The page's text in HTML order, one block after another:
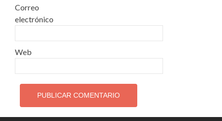
Correo
electrónico
Web